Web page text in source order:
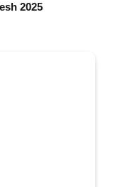
2025